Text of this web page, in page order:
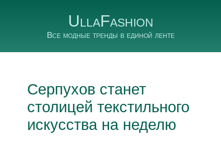
UllaFashion
Все модные тренды в единой ленте
Серпухов станет
столицей текстильного
искусства на неделю